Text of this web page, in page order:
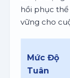
hồi phục
vững cho
Mức Độ
Tuân